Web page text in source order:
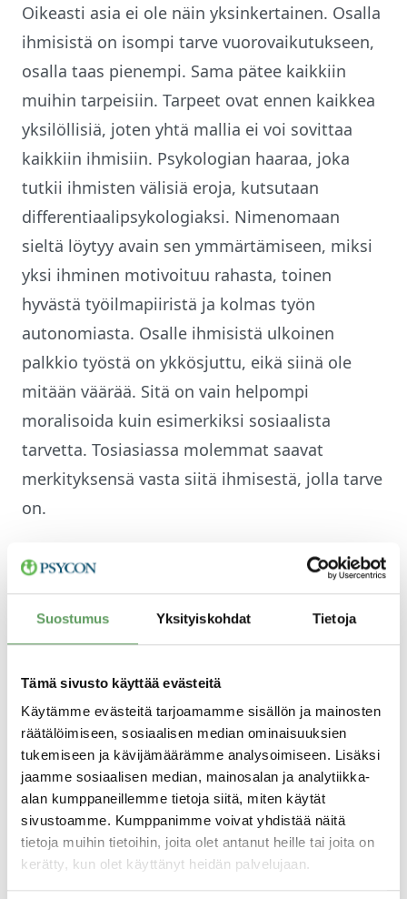
Suostumus Yksityiskohdat Tietoja
Tämä sivusto käyttää evästeitä
Käytämme evästeitä tarjoamamme sisällön ja mainosten
räätälöimiseen, sosiaalisen median ominaisuuksien
tukemiseen ja kävijämäärämme analysoimiseen. Lisäksi
jaamme sosiaalisen median, mainosalan ja analytiikka-
alan kumppaneillemme tietoja siitä, miten käytät
sivustoamme. Kumppanimme voivat yhdistää näitä
tietoja muihin tietoihin, joita olet antanut heille tai joita on
kerätty, kun olet käyttänyt heidän palvelujaan.
Oikeasti asia ei ole näin yksinkertainen. Osalla
ihmisistä on isompi tarve vuorovaikutukseen,
osalla taas pienempi. Sama pätee kaikkiin
muihin tarpeisiin. Tarpeet ovat ennen kaikkea
yksilöllisiä, joten yhtä mallia ei voi sovittaa
kaikkiin ihmisiin. Psykologian haaraa, joka
tutkii ihmisten välisiä eroja, kutsutaan
differentiaalipsykologiaksi. Nimenomaan
sieltä löytyy avain sen ymmärtämiseen, miksi
yksi ihminen motivoituu rahasta, toinen
hyvästä työilmapiiristä ja kolmas työn
autonomiasta. Osalle ihmisistä ulkoinen
palkkio työstä on ykkösjuttu, eikä siinä ole
mitään väärää. Sitä on vain helpompi
moralisoida kuin esimerkiksi sosiaalista
tarvetta. Tosiasiassa molemmat saavat
merkityksensä vasta siitä ihmisestä, jolla tarve
on.
Ei ole olemassa sellaista käsitettä kuin
objektiivisesti tärkeä tai vähemmän tärkeä
tarve. Toki jotkut ihmiset tunnistavat
toiset, mutta se on eri asia. Silloin puhutaan
itsetuntemuksen, ei tarpeiden erilaisuudesta.
Ihmiset ovat oikeasti ja pohjimmiltaan erilaisia
sen suhteen, mitä he aidosti haluavat. Siksi ei
kannata kallistaa korvaansa yhden tarpeen
toitottajille. Sen sijaan kannattaa kuunnella
itseä ja miettiä, mitä minä oikeasti haluan.